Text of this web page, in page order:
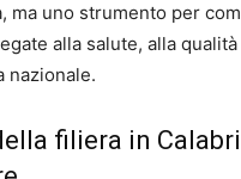
ma uno strumento per
alla salute, alla
nazionale.
filiera in